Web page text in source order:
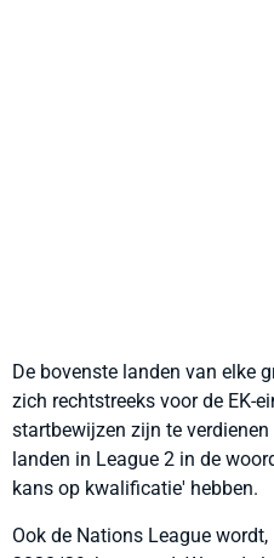
De bovenste landen van elke
zich rechtstreeks voor de EK-
startbewijzen zijn te
landen in League 2 in de
kans op kwalificatie' hebben.
Ook de Nations League